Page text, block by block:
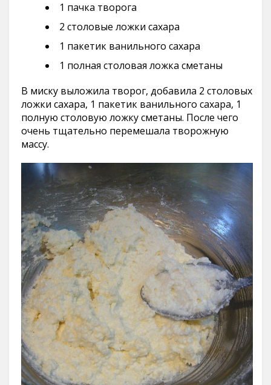
1 пачка творога
2 столовые ложки сахара
1 пакетик ванильного сахара
1 полная столовая ложка сметаны
В миску выложила творог, добавила 2 столовых
ложки сахара, 1 пакетик ванильного сахара, 1
полную столовую ложку сметаны. После чего
очень тщательно перемешала творожную
массу.